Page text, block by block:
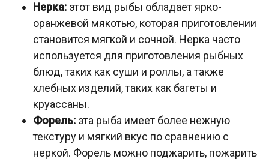
Нерка: этот вид рыбы обладает ярко-
оранжевой мякотью, которая приготовлении
становится мягкой и сочной. Нерка часто
используется для приготовления рыбных
блюд, таких как суши и роллы, а также
хлебных изделий, таких как багеты и
круассаны.
Форель: эта рыба имеет более нежную
текстуру и мягкий вкус по сравнению с
неркой. Форель можно поджарить, пожарить